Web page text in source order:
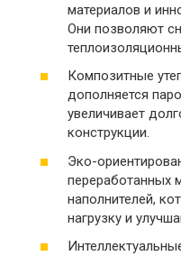
материалов и
Они позволяют
Композитные
дополняется
увеличивает
конструкции.
Эко-
переработанных
наполнителей,
нагрузку и